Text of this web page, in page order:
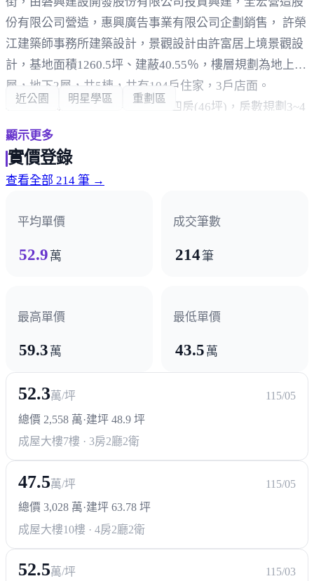
份有限公司營造，惠興廣告事業有限公司企劃銷售， 許榮
江建築師事務所建築設計，景觀設計由許富居上境景觀設
計，基地面積1260.5坪、建蔽40.55％，樓層規劃為地上14
層，地下2層，共5棟，共有104戶住家，3戶店面。
格局坪數規劃三房(40~42坪) 、 四房(46坪)，房數規劃3~4
房。
結構採RC鋼筋混凝土。
周邊環境，車程約4分鐘即可抵達學區四張犁國民小學，
生活採買方面，全聯福利中心、好市多、東山黃昏市場、
可利用，輕鬆往來各縣市。
近公園 明星學區 重劃區
顯示更多
實價登錄
查看全部 214 筆 →
平均單價
52.9 萬
成交筆數
214筆
最高單價
59.3 萬
最低單價
43.5 萬
52.3萬/坪
115/05
總價 2,558 萬·建坪 48.9 坪
成屋大樓7樓 · 3房2廳2衛
47.5萬/坪
115/05
總價 3,028 萬·建坪 63.78 坪
成屋大樓10樓 · 4房2廳2衛
52.5萬/坪 115/03